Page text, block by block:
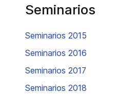
Seminarios
Seminarios 2015
Seminarios 2016
Seminarios 2017
Seminarios 2018